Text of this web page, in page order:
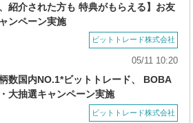
紹介された方も 特典がもらえる】お友
ンペーン実施
ビットトレード株式会社
05/11 10:20
数国内NO.1*ビットトレード、 BOBA
大抽選キャンペーン実施
ビットトレード株式会社